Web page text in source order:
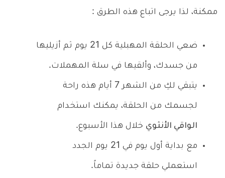
ممكنة، لذا يرجى اتباع هذه الطرق :
ضعي الحلقة المهبلية كل 21 يوم ثم أزيليها
من جسدك، وألقيها في سلة المهملات.
يتبقي لكِ من الشهر 7 أيام هذه راحة
لجسمك من الحلقة، يمكنك استخدام
الواقي الأنثوي خلال هذا الأسبوع.
مع بداية أول يوم في 21 يوم الجدد
استعملي حلقة جديدة تماماً.